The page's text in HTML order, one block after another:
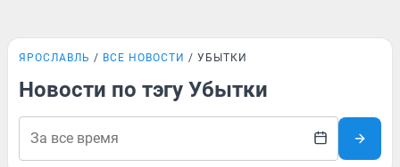
ЯРОСЛАВЛЬ ВСЕ НОВОСТИ УБЫТКИ
Новости по тэгу Убытки